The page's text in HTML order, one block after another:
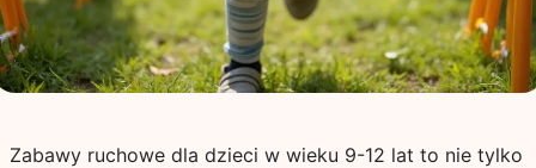
Zabawy ruchowe dla dzieci w wieku 9-12 lat to nie tylko